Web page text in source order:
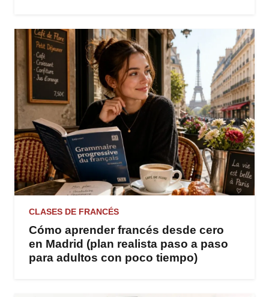
CLASES DE FRANCÉS
Cómo aprender francés desde cero
en Madrid (plan realista paso a paso
para adultos con poco tiempo)